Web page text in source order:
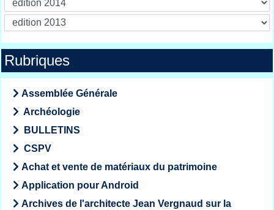
Rubriques
Assemblée Générale
Archéologie
BULLETINS
CSPV
Achat et vente de matériaux du patrimoine
Application pour Android
Archives de l'architecte Jean Vergnaud sur la